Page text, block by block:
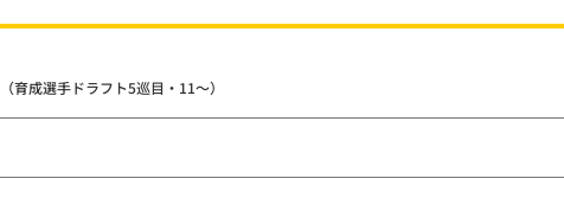
育成選手ドラフト5巡目・11～）